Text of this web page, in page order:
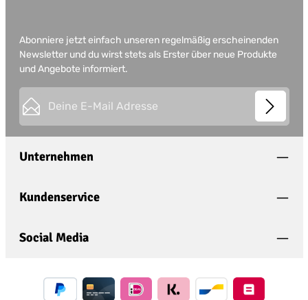
Abonniere jetzt einfach unseren regelmäßig erscheinenden
Newsletter und du wirst stets als Erster über neue Produkte
und Angebote informiert.
Datenschutz
Ich habe die
bin mit ihnen einverstanden.
Die mit einem Stern (*) markierten Felder sind
Unternehmen
Kundenservice
Social Media